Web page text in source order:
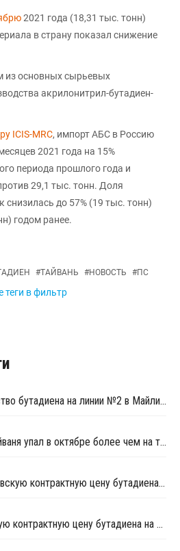
2021 года (18,31 тыс. тонн)
в страну показал снижение
из основных сырьевых
акрилонитрил-бутадиен-
ICIS-MRC, импорт АБС в Россию
2021 года на 15%
периода прошлого года и
29,1 тыс. тонн. Доля
до 57% (19 тыс. тонн)
годом ранее.
#ТАЙВАНЬ #НОВОСТЬ #ПС
теги в фильтр
FPCC закрыла производство бутадиена на линии №2 в Майлиао на ремонт
Экспорт бутадиена из Тайваня упал в октябре более чем на треть
Formosa подняла августовскую контрактную цену бутадиена на USD165 за тонну
Formosa подняла июньскую контрактную цену бутадиена на USD195 за тонну